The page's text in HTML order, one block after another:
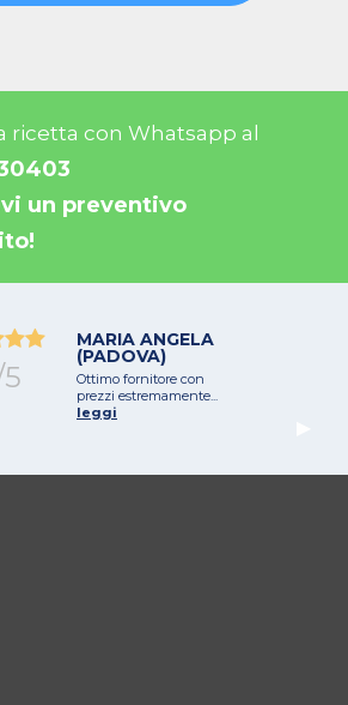
ricetta con Whatsapp al
un preventivo
MARIA ANGELA
(PADOVA)
Ottimo fornitore con
prezzi estremamente...
leggi